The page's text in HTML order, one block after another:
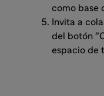
como base
Invita a
del botón
espacio de